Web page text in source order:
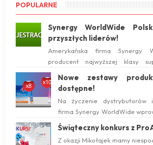
POPULARNE
Synergy WorldWide
przyszłych liderów!
Amerykańska firma Synergy
producent najwyższej klasy
diety, wchodzi na polski rynek już
Serwis internetow...
Nowe zestawy
dostępne!
Na życzenie dystrybutorów
firma Synergy WorldWide
rynku polskim nowe zestawy
ProArgi-9+ i Mistify....
Świąteczny konkurs z
Z okazji Mikołajek mamy